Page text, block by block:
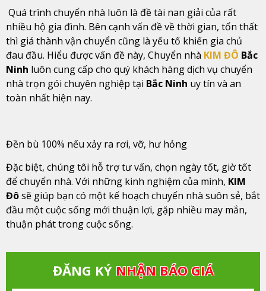
Quá trình chuyển nhà luôn là đề tài nan giải của rất
nhiều hộ gia đình. Bên cạnh vấn đề về thời gian, tổn thất
thì giá thành vận chuyển cũng là yếu tố khiến gia chủ
đau đầu. Hiểu được vấn đề này, Chuyển nhà KIM ĐÔ Bắc
Ninh luôn cung cấp cho quý khách hàng dịch vụ chuyển
nhà trọn gói chuyên nghiệp tại Bắc Ninh uy tín và an
toàn nhất hiện nay.
Đền bù 100% nếu xảy ra rơi, vỡ, hư hỏng
Đặc biệt, chúng tôi hỗ trợ tư vấn, chọn ngày tốt, giờ tốt
để chuyển nhà. Với những kinh nghiệm của mình, KIM
Đôsẽ giúp bạn có một kế hoạch chuyển nhà suôn sẻ, bắt
đầu một cuộc sống mới thuận lợi, gặp nhiều may mắn,
thuận phát trong cuộc sống.
ĐĂNG KÝ NHẬN BÁO GIÁ